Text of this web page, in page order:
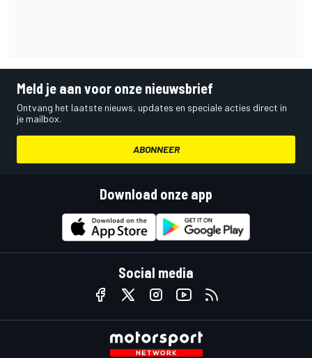
Meld je aan voor onze nieuwsbrief
Ontvang het laatste nieuws, updates en speciale acties direct in
je mailbox.
ABONNEER
Download onze app
Social media